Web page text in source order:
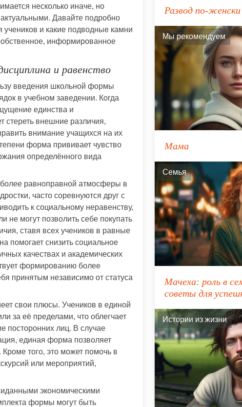
несколько иначе, но
Давайте подробно
и какие подводные камни
информированное
и равенство
введения школьной формы
в учебном заведении. Когда
единства и
стереть внешние различия,
внимание учащихся на их
форма прививает чувство
определённого вида
равноправной атмосферы в
часто соревнуются друг с
к социальному неравенству,
не могут позволить себе покупать
ставя всех учеников в равные
помогает снизить социальное
качествах и академических
формированию более
принятым независимо от статуса
свои плюсы. Учеников в единой
за её пределами, что облегчает
посторонних лиц. В случае
единая форма позволяет
Кроме того, это может помочь в
или мероприятий,
экономическими
формы могут быть
Развод по-женски
Мы рекомендуем
Мама
Семья
Мачеха: роль в
советы для
Истории из жизни